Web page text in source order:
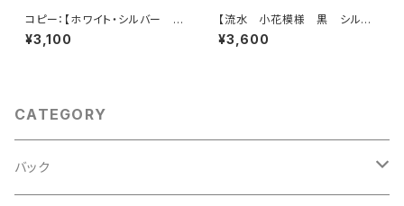
コピー：【ホワイト・シルバー シ
ルク帯 リメイク バッグチャー
ム型ミニポーチ】カードケース、
¥3,100
【流水 小花模様 黒 シルク
帯リメイク バッグチャーム型ス
クエアポーチ】メイクポーチ 旅
¥3,600
CATEGORY
バック